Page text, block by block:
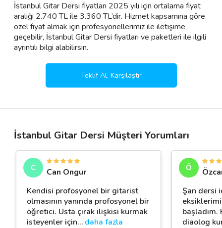
İstanbul Gitar Dersi fiyatları 2025 yılı için ortalama fiyat
aralığı 2.740 TL ile 3.360 TL’dir. Hizmet kapsamına göre
özel fiyat almak için profesyonellerimiz ile iletişime
geçebilir, İstanbul Gitar Dersi fiyatları ve paketleri ile ilgili
ayrıntılı bilgi alabilirsin.
Teklif Al, Karşılaştır
İstanbul Gitar Dersi Müşteri Yorumları
C
Can Ongur
Kendisi profosyonel bir gitarist
olmasının yanında profosyonel bir
öğretici. Usta çırak ilişkisi kurmak
isteyenler için… daha fazla
Ö
Şan dersi
diaolog